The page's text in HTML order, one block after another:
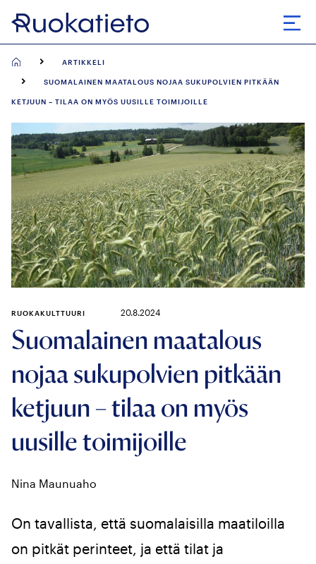
Siirry
suoraan
ARTIKKELI
SUOMALAINEN MAATALOUS NOJAA SUKUPOLVIEN PITKÄÄN
KETJUUN – TILAA ON MYÖS UUSILLE TOIMIJOILLE
Suomalainen maatalous
nojaa sukupolvien pitkään
ketjuun – tilaa on myös
uusille toimijoille
Nina Maunuaho
RUOKAKULTTUURI 20.8.2024
On tavallista, että suomalaisilla maatiloilla
on pitkät perinteet, ja että tilat ja